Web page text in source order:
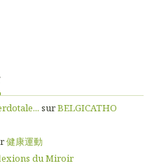
surBELGICATHO
健康運動
du Miroir